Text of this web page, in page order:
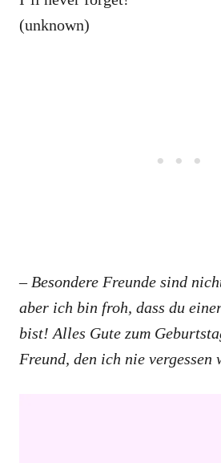
(unknown)
– Besondere Freunde sind
aber ich bin froh, dass du
bist! Alles Gute zum
Freund, den ich nie vergessen